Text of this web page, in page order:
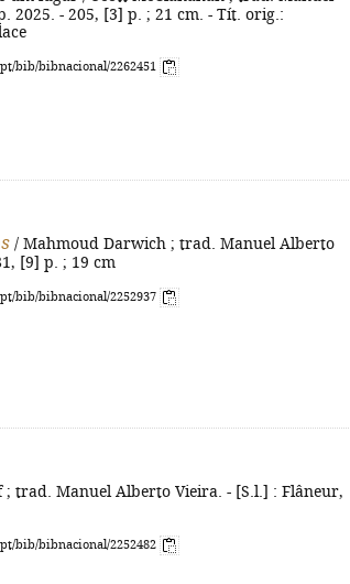
2025. - 205, [3] p. ; 21 cm. - Tít. orig.:
bib/bibnacional/2262451
/ Mahmoud Darwich ; trad. Manuel Alberto
[9] p. ; 19 cm
bib/bibnacional/2252937
; trad. Manuel Alberto Vieira. - [S.l.] : Flâneur,
bib/bibnacional/2252482